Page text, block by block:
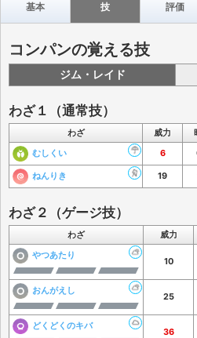
基本 技 評価
コンパンの覚える技
ジム・レイド
わざ１（通常技）
わざ 威力
むしくい
6
ねんりき 19
わざ２（ゲージ技）
わざ 威力
やつあたり
10
おんがえし
25
どくどくのキバ
36